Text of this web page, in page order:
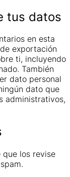
tus datos
en esta
exportación
ti, incluyendo
También
dato personal
dato que
administrativos,
que los revise